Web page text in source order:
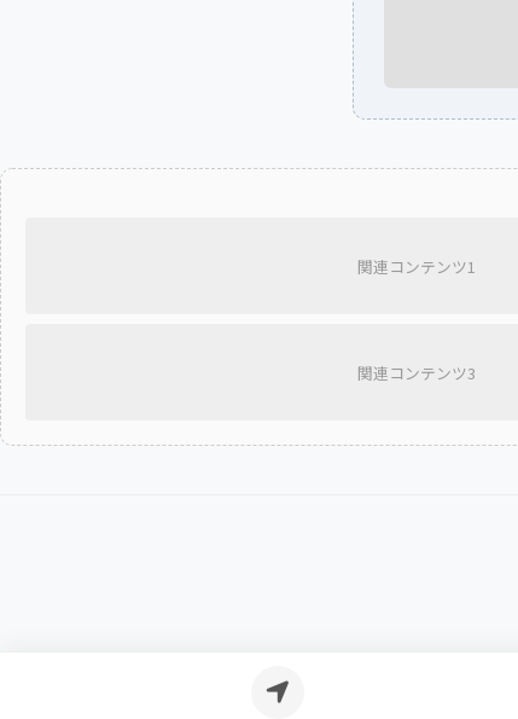
関連コンテンツ1
関連コンテンツ3